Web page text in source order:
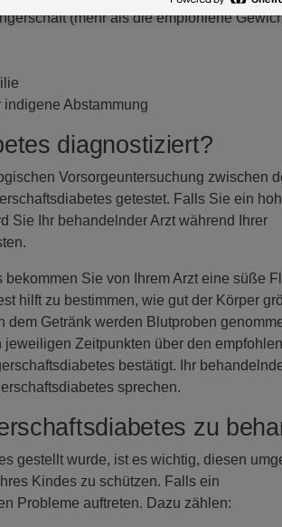
(mehr als die empfohlene
Abstammung
diagnostiziert?
Vorsorgeuntersuchung zwischen
getestet. Falls Sie ein
Sie Ihr behandelnder Arzt während Ihrer
Sie von Ihrem Arzt eine süße
hilft zu bestimmen, wie gut der Körper
Getränk werden Blutproben
Zeitpunkten über den
bestätigt. Ihr
sprechen.
zu
gestellt wurde, ist es wichtig, diesen
Kindes zu schützen. Falls ein
Probleme auftreten. Dazu zählen: